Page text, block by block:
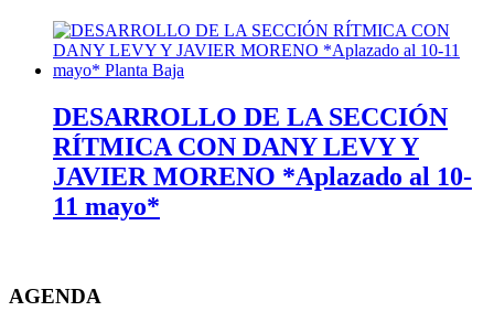
DESARROLLO DE LA SECCIÓN
RÍTMICA CON DANY LEVY Y
JAVIER MORENO *Aplazado al 10-
11 mayo*
AGENDA